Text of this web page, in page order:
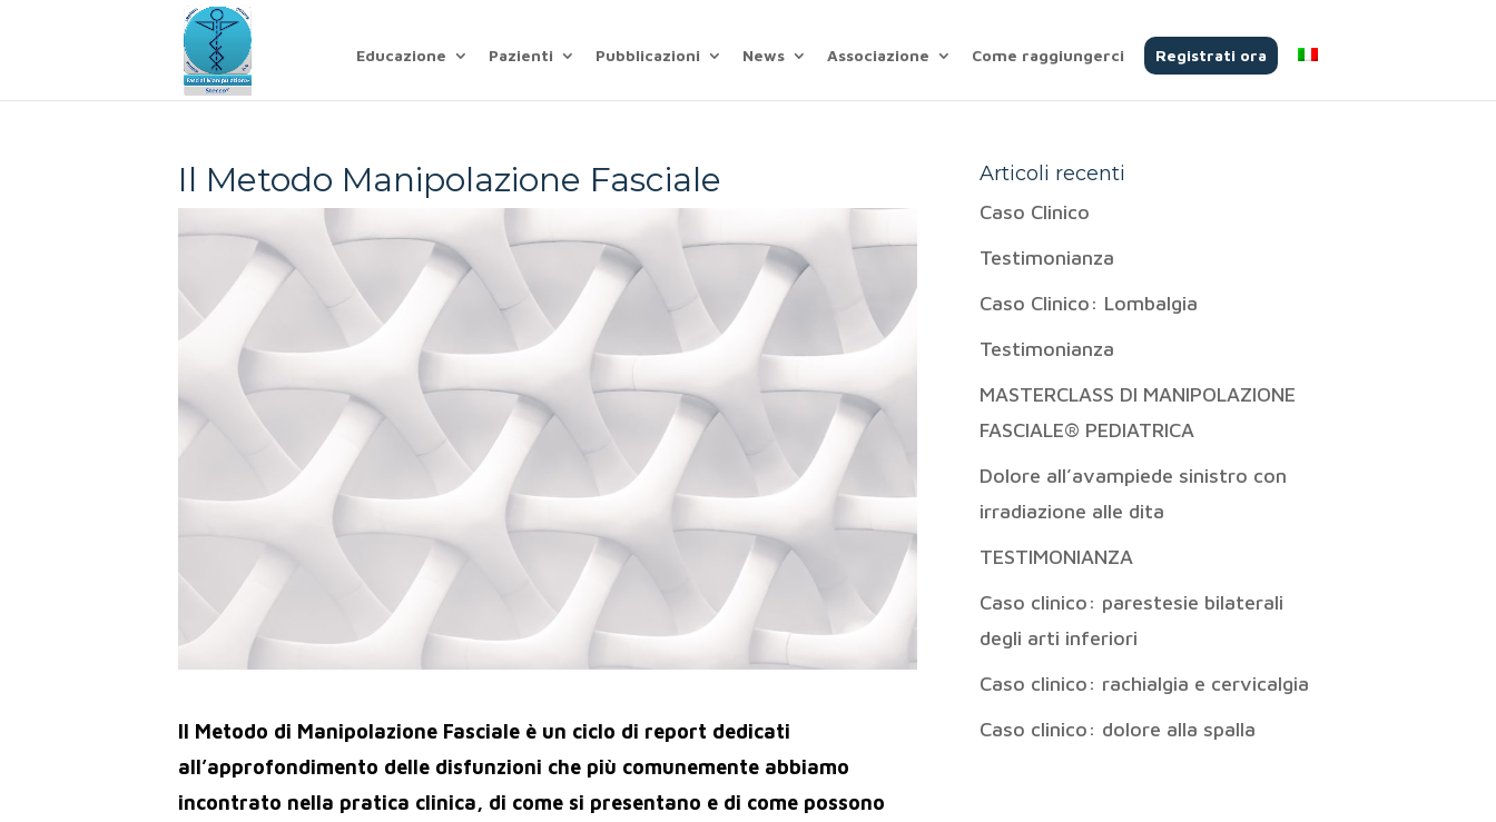
Educazione Pazienti Pubblicazioni News Associazione Come raggiungerci Registrati ora
Il Metodo Manipolazione Fasciale
Il Metodo di Manipolazione Fasciale è un ciclo di report dedicati
all’approfondimento delle disfunzioni che più comunemente abbiamo
incontrato nella pratica clinica, di come si presentano e di come possono
Articoli recenti
Caso Clinico
Testimonianza
Caso Clinico: Lombalgia
Testimonianza
MASTERCLASS DI MANIPOLAZIONE
FASCIALE® PEDIATRICA
Dolore all’avampiede sinistro con
irradiazione alle dita
TESTIMONIANZA
Caso clinico: parestesie bilaterali
degli arti inferiori
Caso clinico: rachialgia e cervicalgia
Caso clinico: dolore alla spalla